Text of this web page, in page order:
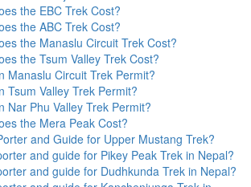
the EBC Trek Cost?
the ABC Trek Cost?
the Manaslu Circuit Trek Cost?
the Tsum Valley Trek Cost?
Manaslu Circuit Trek Permit?
Tsum Valley Trek Permit?
Nar Phu Valley Trek Permit?
the Mera Peak Cost?
and Guide for Upper Mustang Trek?
and guide for Pikey Peak Trek in Nepal?
and guide for Dudhkunda Trek in Nepal?